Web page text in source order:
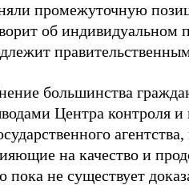
промежуточную
об индивидуальном
большинства
Центра контроля
на качество и
пока не существует